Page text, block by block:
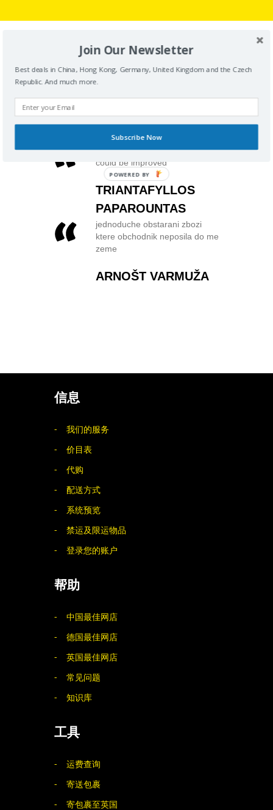
客户评价
Fast service bank transfers.
PIOTR WOJDA
relay to final transport agency
could be improved
TRIANTAFYLLOS
PAPAROUNTAS
jednoduche obstarani zbozi
ktere obchodnik neposila do me
zeme
ARNOŠT VARMUŽA
信息
我们的服务
价目表
代购
配送方式
系统预览
禁运及限运物品
登录您的账户
帮助
中国最佳网店
德国最佳网店
英国最佳网店
常见问题
知识库
工具
运费查询
寄送包裹
寄包裹至英国
Join Our Newsletter
Best deals in China, Hong Kong, Germany, United Kingdom and the Czech
Republic. And much more.
Subscribe Now
POWERED BY